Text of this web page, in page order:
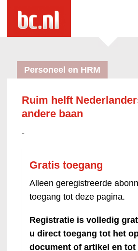
Personeel en HRM
Ruim helft
andere baan
-
Gratis toegang
Alleen geregistreerde
toegang tot deze pagina.
Registratie is volledig
u direct toegang tot het
document of artikel en tot